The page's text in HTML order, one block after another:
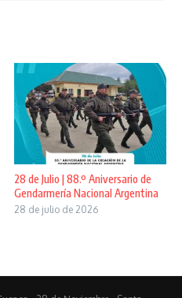
28 de Julio | 88.º Aniversario de
Gendarmería Nacional Argentina
28 de julio de 2026